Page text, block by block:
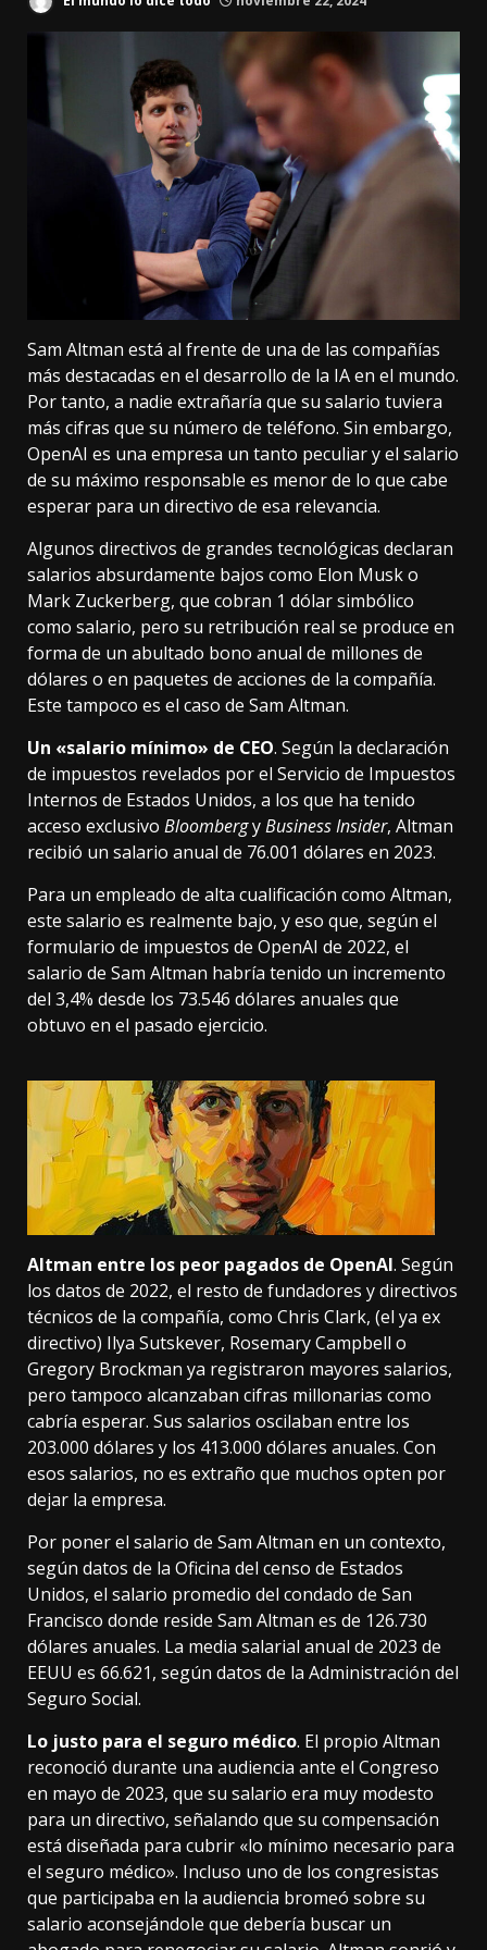
Sam Altman está al frente de una de las compañías
más destacadas en el desarrollo de la IA en el mundo.
Por tanto, a nadie extrañaría que su salario tuviera
más cifras que su número de teléfono. Sin embargo,
OpenAI es una empresa un tanto peculiary el salario
de su máximo responsable es menor de lo que cabe
esperar para un directivo de esa relevancia.
Algunos directivos de grandes tecnológicas declaran
salarios absurdamente bajos como Elon Musk o
Mark Zuckerberg, que cobran 1 dólar simbólico
como salario, pero su retribución real se produce en
forma de un abultado bono anual de millones de
dólares o en paquetes de acciones de la compañía.
Este tampoco es el caso de Sam Altman.
Un «salario mínimo» de CEO. Según la declaración
de impuestos revelados por el Servicio de Impuestos
Internos de Estados Unidos, a los que ha tenido
acceso exclusivo BloombergyBusiness Insider, Altman
recibió un salario anual de 76.001 dólares en 2023.
Para un empleado de alta cualificación como Altman,
este salario es realmente bajo, y eso que, según el
formulario de impuestos de OpenAI de 2022, el
salario de Sam Altman habría tenido un incremento
del 3,4% desde los 73.546 dólares anuales que
obtuvo en el pasado ejercicio.
Altman entre los peor pagados de OpenAI. Según
los datos de 2022, el resto de fundadores y directivos
técnicos de la compañía, como Chris Clark, (el ya ex
directivo) Ilya Sutskever, Rosemary Campbell o
Gregory Brockman ya registraron mayores salarios,
pero tampoco alcanzaban cifras millonarias como
cabría esperar. Sus salarios oscilaban entre los
203.000 dólares y los 413.000 dólares anuales. Con
esos salarios, no es extraño que muchos opten por
dejar la empresa.
Por poner el salario de Sam Altman en un contexto,
según datos de la Oficina del censo de Estados
Unidos, el salario promedio del condado de San
Francisco donde reside Sam Altman es de 126.730
dólares anuales. La media salarial anual de 2023 de
EEUU es 66.621, según datos de la Administración del
Seguro Social.
Lo justo para el seguro médico. El propio Altman
reconoció durante una audiencia ante el Congreso
en mayo de 2023, que su salario era muy modesto
para un directivo, señalando que su compensación
está diseñada para cubrir «lo mínimo necesario para
el seguro médico». Incluso uno de los congresistas
que participaba en la audiencia bromeó sobre su
salario aconsejándole que debería buscar un